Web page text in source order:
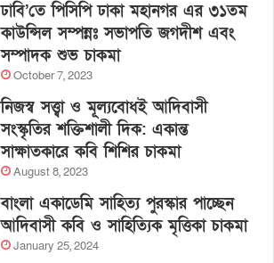
ঢাবি’তে পিসিপি ঢাকা মহানগর এর ৩১তম
কাউন্সিল সম্পন্নঃ সভাপতি জগদীশ এবং
সম্পাদক শুভ চাকমা
October 7, 2023
নিজস্ব সত্ত্বা ও মূল্যবোধই আদিবাসী
সংস্কৃতির শক্তিশালী দিক: একান্ত
সাক্ষাতকারে কবি শিশির চাকমা
August 8, 2023
বাংলা একাডেমি সাহিত্য পুরস্কার পাচ্ছেন
আদিবাসী কবি ও সাহিত্যিক মৃত্তিকা চাকমা
January 25, 2024